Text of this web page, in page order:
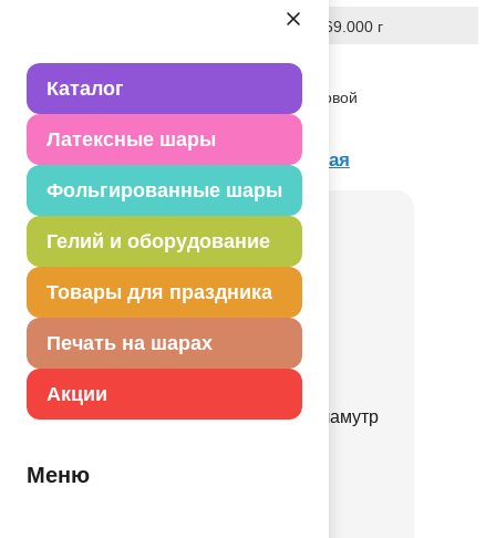
Каталог
Латексные шары
Фольгированные шары
Гелий и оборудование
Товары для праздника
Печать на шарах
Акции
Меню
69.000 г
Описание товара
Декоративное украшение из перламутровой
фольгированной пленки размер 1х2м.
Товар из коллекцииПерламутровая
Грузик д/шара Конус перламутр